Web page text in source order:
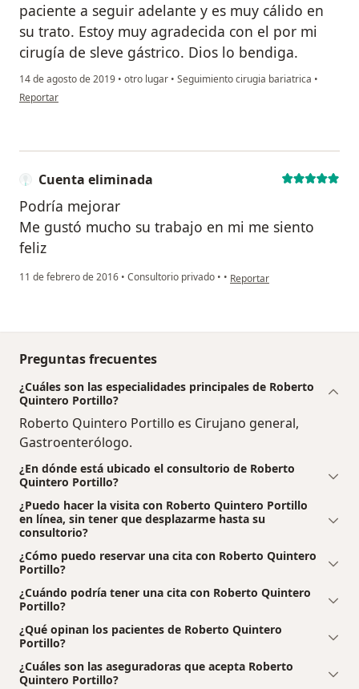
paciente a seguir adelante y es muy cálido en
su trato. Estoy muy agradecida con el por mi
cirugía de sleve gástrico. Dios lo bendiga.
14 de agosto de 2019 • otro lugar • Seguimiento cirugia bariatrica •
en opinión del usuario Cuenta eliminada
Reportar
Cuenta eliminada
Podría mejorar
Me gustó mucho su trabajo en mi me siento
feliz
11 de febrero de 2016 • Consultorio privado • • en opinión del usuario
Reportar
Preguntas frecuentes
¿Cuáles son las especialidades principales de Roberto
Quintero Portillo?
Roberto Quintero Portillo es Cirujano general,
Gastroenterólogo.
¿En dónde está ubicado el consultorio de Roberto
Quintero Portillo?
¿Puedo hacer la visita con Roberto Quintero Portillo
en línea, sin tener que desplazarme hasta su
consultorio?
¿Cómo puedo reservar una cita con Roberto Quintero
Portillo?
¿Cuándo podría tener una cita con Roberto Quintero
Portillo?
¿Qué opinan los pacientes de Roberto Quintero
Portillo?
¿Cuáles son las aseguradoras que acepta Roberto
Quintero Portillo?